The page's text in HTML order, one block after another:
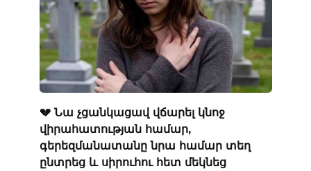
💔 Նա չցանկացավ վճարել կնոջ
վիրահատության համար,
գերեզմանատանը նրա համար տեղ
ընտրեց և սիրուհու հետ մեկնեց